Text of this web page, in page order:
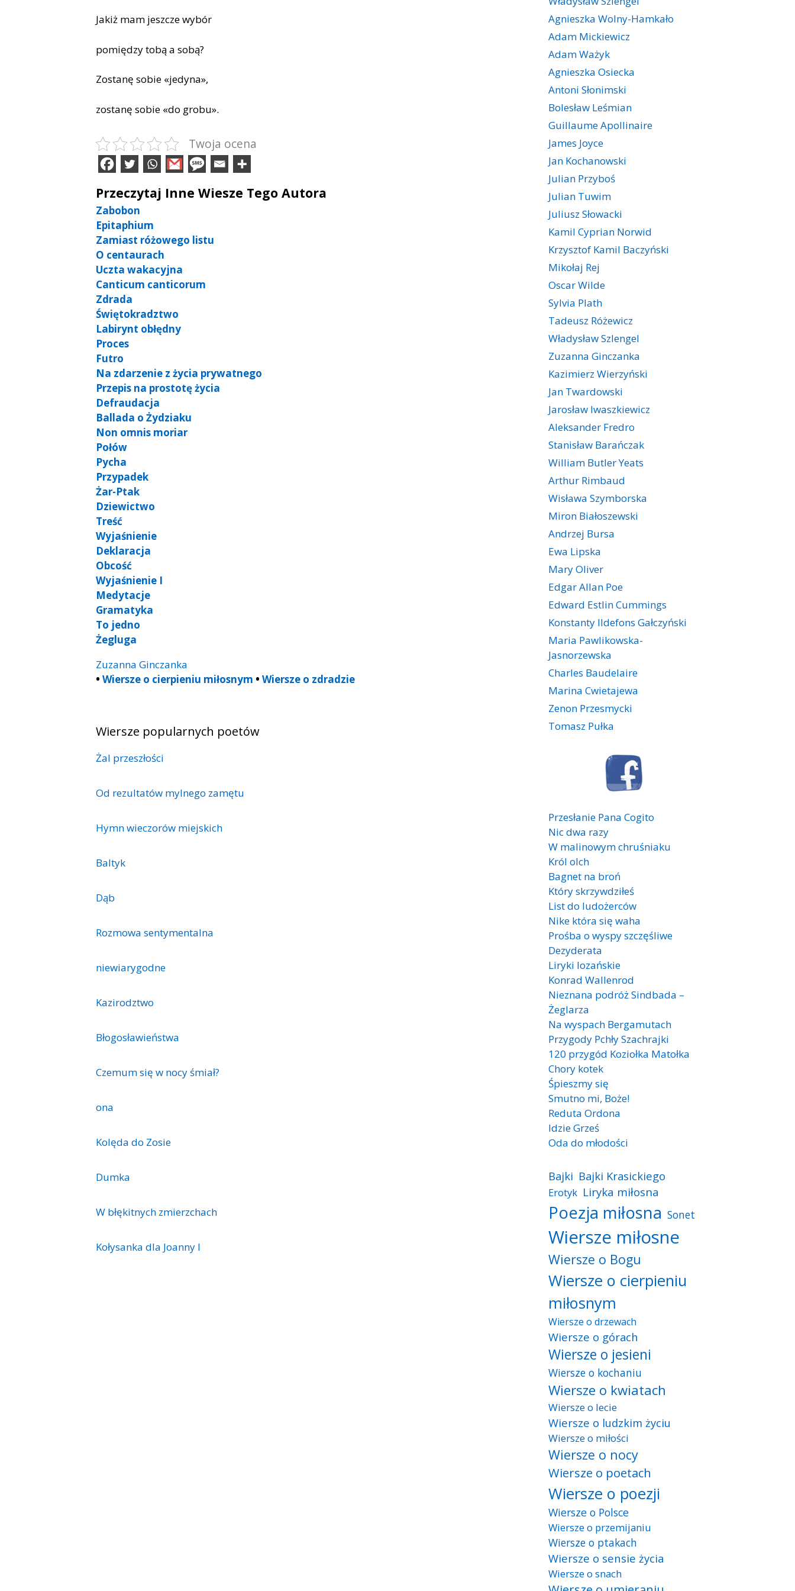
Jakiż mam jeszcze wybór
pomiędzy tobą a sobą?
Zostanę sobie «jedyna»,
zostanę sobie «do grobu».
Twoja ocena
Przeczytaj Inne Wiesze Tego Autora
Zabobon
Epitaphium
Zamiast różowego listu
O centaurach
Uczta wakacyjna
Canticum canticorum
Zdrada
Świętokradztwo
Labirynt obłędny
Proces
Futro
Na zdarzenie z życia prywatnego
Przepis na prostotę życia
Defraudacja
Ballada o Żydziaku
Non omnis moriar
Połów
Pycha
Przypadek
Żar-Ptak
Dziewictwo
Treść
Wyjaśnienie
Deklaracja
Obcość
Wyjaśnienie I
Medytacje
Gramatyka
To jedno
Żegluga
Zuzanna Ginczanka
• Wiersze o cierpieniu miłosnym • Wiersze o zdradzie
Wiersze popularnych poetów
Żal przeszłości
Od rezultatów mylnego zamętu
Hymn wieczorów miejskich
Baltyk
Dąb
Rozmowa sentymentalna
niewiarygodne
Kazirodztwo
Błogosławieństwa
Czemum się w nocy śmiał?
ona
Kolęda do Zosie
Dumka
W błękitnych zmierzchach
Kołysanka dla Joanny I
Agnieszka Wolny-Hamkało
Adam Mickiewicz
Adam Ważyk
Agnieszka Osiecka
Antoni Słonimski
Bolesław Leśmian
Guillaume Apollinaire
James Joyce
Jan Kochanowski
Julian Przyboś
Julian Tuwim
Juliusz Słowacki
Kamil Cyprian Norwid
Krzysztof Kamil Baczyński
Mikołaj Rej
Oscar Wilde
Sylvia Plath
Tadeusz Różewicz
Władysław Szlengel
Zuzanna Ginczanka
Kazimierz Wierzyński
Jan Twardowski
Jarosław Iwaszkiewicz
Aleksander Fredro
Stanisław Barańczak
William Butler Yeats
Arthur Rimbaud
Wisława Szymborska
Miron Białoszewski
Andrzej Bursa
Ewa Lipska
Mary Oliver
Edgar Allan Poe
Edward Estlin Cummings
Konstanty Ildefons Gałczyński
Maria Pawlikowska-
Jasnorzewska
Charles Baudelaire
Marina Cwietajewa
Zenon Przesmycki
Tomasz Pułka
Przesłanie Pana Cogito
Nic dwa razy
W malinowym chruśniaku
Król olch
Bagnet na broń
Który skrzywdziłeś
List do ludożerców
Nike która się waha
Prośba o wyspy szczęśliwe
Dezyderata
Liryki lozańskie
Konrad Wallenrod
Nieznana podróż Sindbada –
Żeglarza
Na wyspach Bergamutach
Przygody Pchły Szachrajki
120 przygód Koziołka Matołka
Chory kotek
Śpieszmy się
Smutno mi, Boże!
Reduta Ordona
Idzie Grześ
Oda do młodości
Bajki Bajki Krasickiego
Erotyk Liryka miłosna
Poezja miłosna Sonet
Wiersze miłosne
Wiersze o Bogu
Wiersze o cierpieniu
miłosnym
Wiersze o drzewach
Wiersze o górach
Wiersze o jesieni
Wiersze o kochaniu
Wiersze o kwiatach
Wiersze o lecie
Wiersze o ludzkim życiu
Wiersze o miłości
Wiersze o nocy
Wiersze o poetach
Wiersze o poezji
Wiersze o Polsce
Wiersze o przemijaniu
Wiersze o ptakach
Wiersze o sensie życia
Wiersze o snach